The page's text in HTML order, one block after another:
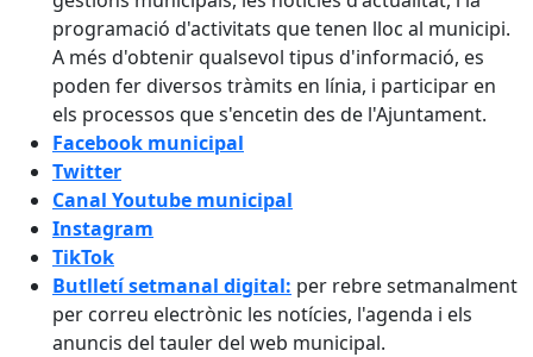
programació d'activitats que tenen lloc al municipi.
A més d'obtenir qualsevol tipus d'informació, es
poden fer diversos tràmits en línia, i participar en
els processos que s'encetin des de l'Ajuntament.
Facebook municipal
Twitter
Canal Youtube municipal
Instagram
TikTok
Butlletí setmanal digital: per rebre setmanalment
per correu electrònic les notícies, l'agenda i els
anuncis del tauler del web municipal.